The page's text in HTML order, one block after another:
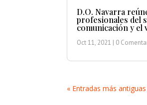
D.O. Navarra
profesionales del
comunicación y el
Oct 11, 2021 | 0
« Entradas más antiguas